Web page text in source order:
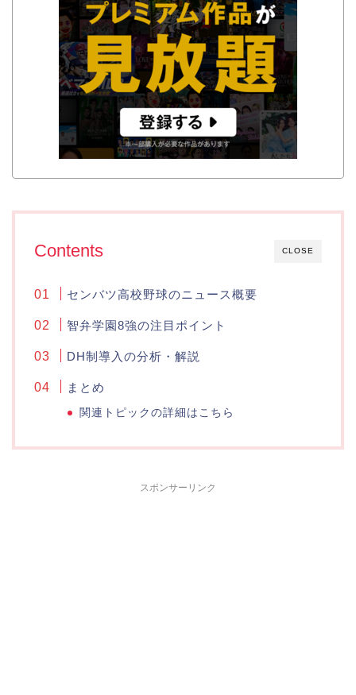
CLOSE
Contents
センバツ高校野球のニュース概要
智弁学園8強の注目ポイント
DH制導入の分析・解説
まとめ
関連トピックの詳細はこちら
スポンサーリンク